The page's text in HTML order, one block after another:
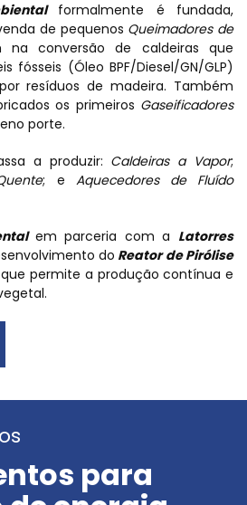
formalmente é fundada,
de pequenos Queimadores de
conversão de caldeiras que
fósseis (Óleo BPF/Diesel/GN/GLP)
resíduos de madeira. Também
os primeiros Gaseificadores
porte.
a produzir: Caldeiras a Vapor;
; e Aquecedores de Fluído
em parceria com a Latorres
do Reator de Pirólise
permite a produção contínua e
para